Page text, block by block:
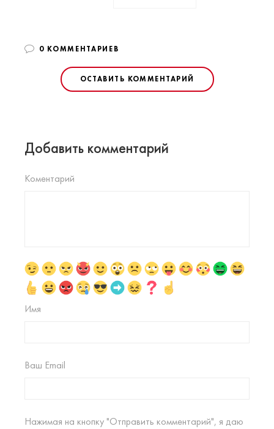
0 КОММЕНТАРИЕВ
ОСТАВИТЬ КОММЕНТАРИЙ
Добавить комментарий
Коментарий
Имя
Ваш Email
Нажимая на кнопку "Отправить комментарий", я даю